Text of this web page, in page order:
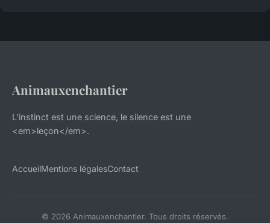
Animauxenchantier
L'instinct est une science, le silence est une
<em>leçon</em>.
AccueilMentions légalesContact
© 2026 Animauxenchantier. Tous droits réservés.